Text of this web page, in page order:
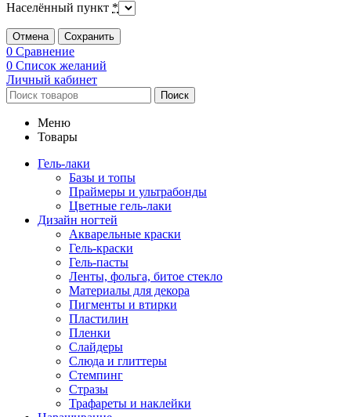
Населённый пункт *
Отмена Сохранить
0 Сравнение
0 Список желаний
Личный кабинет
Поиск
Меню
Товары
Гель-лаки
Базы и топы
Праймеры и ультрабонды
Цветные гель-лаки
Дизайн ногтей
Акварельные краски
Гель-краски
Гель-пасты
Ленты, фольга, битое стекло
Материалы для декора
Пигменты и втирки
Пластилин
Пленки
Слайдеры
Слюда и глиттеры
Стемпинг
Стразы
Трафареты и наклейки